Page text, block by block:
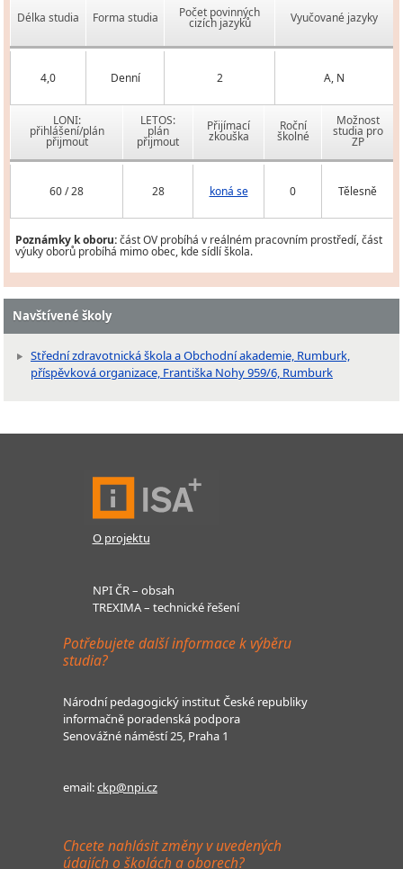
Délka studia Forma studia Počet povinných
cizích jazyků Vyučované jazyky
4,0 Denní 2 A, N
LONI:
přihlášení/plán
přijmout
LETOS:
plán
přijmout
Přijímací
zkouška
Roční
školné
Možnost
studia pro
ZP
60 / 28 28 koná se 0 Tělesně
Poznámky k oboru:část OV probíhá v reálném pracovním prostředí, část
výuky oborů probíhá mimo obec, kde sídlí škola.
Navštívené školy
Střední zdravotnická škola a Obchodní akademie, Rumburk,
příspěvková organizace, Františka Nohy 959/6, Rumburk
O projektu
NPI ČR – obsah
TREXIMA – technické řešení
Potřebujete další informace k výběru
studia?
Národní pedagogický institut České republiky
informačně poradenská podpora
Senovážné náměstí 25, Praha 1
email:ckp@npi.cz
Chcete nahlásit změny v uvedených
údajích o školách a oborech?